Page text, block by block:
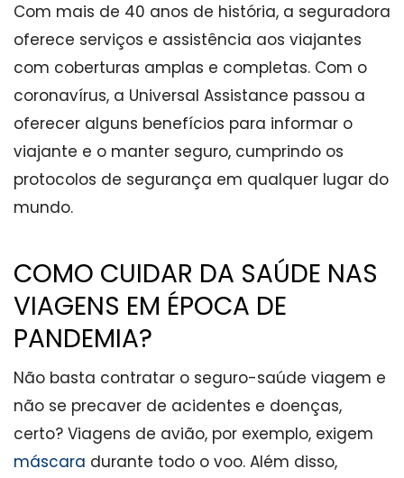
Com mais de 40 anos de história, a seguradora
oferece serviços e assistência aos viajantes
com coberturas amplas e completas. Com o
coronavírus, a Universal Assistance passou a
oferecer alguns benefícios para informar o
viajante e o manter seguro, cumprindo os
protocolos de segurança em qualquer lugar do
mundo.
COMO CUIDAR DA SAÚDE NAS
VIAGENS EM ÉPOCA DE
PANDEMIA?
Não basta contratar o seguro-saúde viagem e
não se precaver de acidentes e doenças,
certo? Viagens de avião, por exemplo, exigem
máscara durante todo o voo. Além disso,